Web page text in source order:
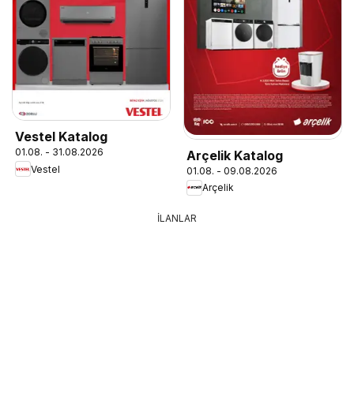
Vestel Katalog
01.08. - 31.08.2026
Vestel
Arçelik Katalog
01.08. - 09.08.2026
Arçelik
İLANLAR